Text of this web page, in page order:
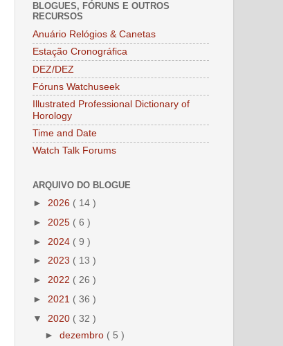
BLOGUES, FÓRUNS E OUTROS
RECURSOS
Anuário Relógios & Canetas
Estação Cronográfica
DEZ/DEZ
Fóruns Watchuseek
Illustrated Professional Dictionary of
Horology
Time and Date
Watch Talk Forums
ARQUIVO DO BLOGUE
► 2026 ( 14 )
► 2025 ( 6 )
► 2024 ( 9 )
► 2023 ( 13 )
► 2022 ( 26 )
► 2021 ( 36 )
▼ 2020 ( 32 )
►dezembro ( 5 )